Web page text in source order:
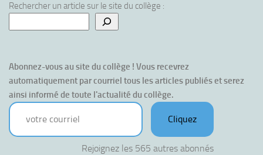
Rechercher un article sur le site du collège :
Abonnez-vous au site du collège ! Vous recevrez
automatiquement par courriel tous les articles publiés et serez
ainsi informé de toute l'actualité du collège.
votre courriel
Cliquez
Rejoignez les 565 autres abonnés